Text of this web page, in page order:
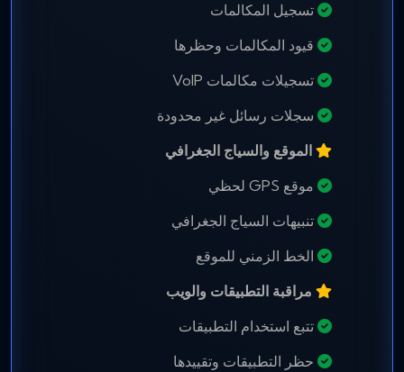
تسجيل المكالمات
قيود المكالمات وحظرها
تسجيلات مكالمات VoIP
سجلات رسائل غير محدودة
الموقع والسياج الجغرافي
موقع GPS لحظي
تنبيهات السياج الجغرافي
الخط الزمني للموقع
مراقبة التطبيقات والويب
تتبع استخدام التطبيقات
حظر التطبيقات وتقييدها